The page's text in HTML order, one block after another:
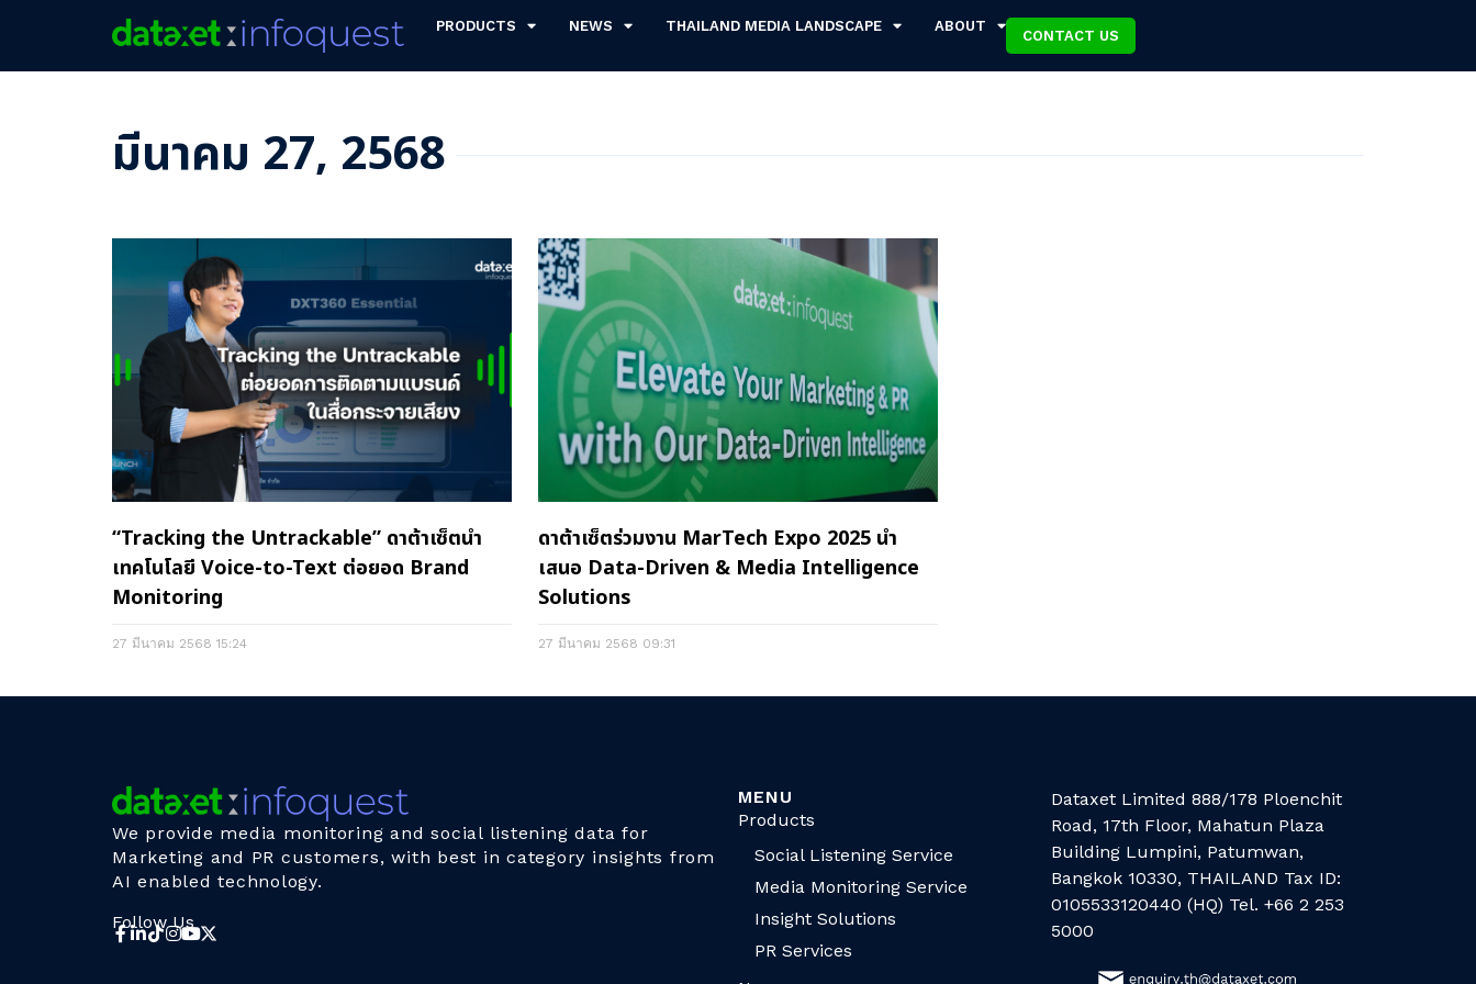
PRODUCTS NEWS THAILAND MEDIA LANDSCAPE ABOUT
CONTACT US
มีนาคม 27, 2568
“Tracking the Untrackable” ดาต้าเซ็ตนำ
เทคโนโลยี Voice-to-Text ต่อยอด Brand
Monitoring
27 มีนาคม 2568 15:24
ดาต้าเซ็ตร่วมงาน MarTech Expo 2025 นำ
เสนอ Data-Driven & Media Intelligence
Solutions
27 มีนาคม 2568 09:31
We provide media monitoring and social listening data for
Marketing and PR customers, with best in category insights from
AI enabled technology.
Follow Us
MENU
Products
Social Listening Service
Media Monitoring Service
Insight Solutions
PR Services
Dataxet Limited 888/178 Ploenchit
Road, 17th Floor, Mahatun Plaza
Building Lumpini, Patumwan,
Bangkok 10330, THAILAND Tax ID:
0105533120440 (HQ) Tel. +66 2 253
5000